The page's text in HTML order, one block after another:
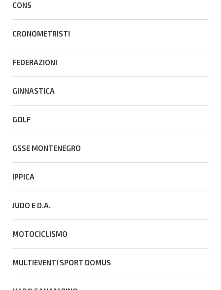
CONS
CRONOMETRISTI
FEDERAZIONI
GINNASTICA
GOLF
GSSE MONTENEGRO
IPPICA
JUDO E D.A.
MOTOCICLISMO
MULTIEVENTI SPORT DOMUS